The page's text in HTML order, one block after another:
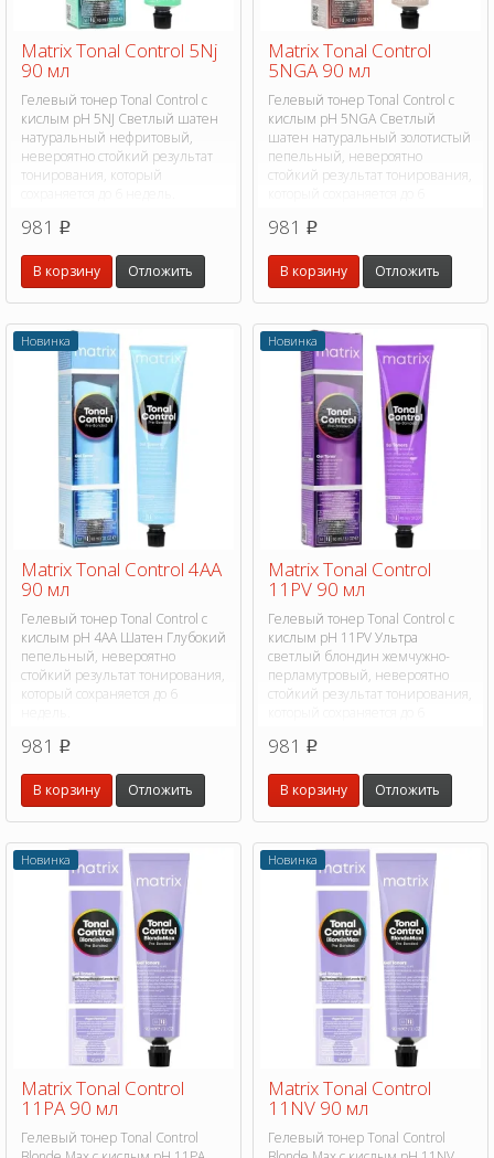
Matrix Tonal Control 5Nj
90 мл
Гелевый тонер Tonal Control с
кислым pH 5NJ Светлый шатен
натуральный нефритовый,
невероятно стойкий результат
тонирования, который
981 p
В корзину Отложить
Matrix Tonal Control
5NGA 90 мл
Гелевый тонер Tonal Control с
кислым pH 5NGA Светлый
шатен натуральный золотистый
пепельный, невероятно
стойкий результат тонирования,
981 p
В корзину Отложить
Новинка
Matrix Tonal Control 4AA
90 мл
Гелевый тонер Tonal Control с
кислым pH 4AA Шатен Глубокий
пепельный, невероятно
стойкий результат тонирования,
который сохраняется до 6
981 p
В корзину Отложить
Новинка
Matrix Tonal Control
11PV 90 мл
Гелевый тонер Tonal Control с
кислым pH 11PV Ультра
светлый блондин жемчужно-
перламутровый, невероятно
стойкий результат тонирования,
981 p
В корзину Отложить
Новинка
Matrix Tonal Control
11PA 90 мл
Гелевый тонер Tonal Control
Новинка
Matrix Tonal Control
11NV 90 мл
Гелевый тонер Tonal Control